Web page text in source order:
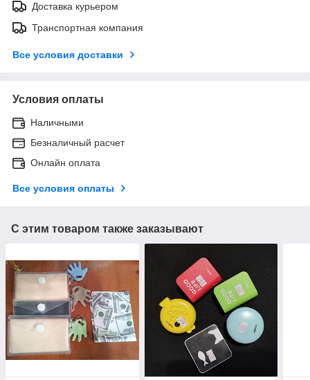
Доставка курьером
Транспортная компания
Все условия доставки
Условия оплаты
Наличными
Безналичный расчет
Онлайн оплата
Все условия оплаты
С этим товаром также заказывают